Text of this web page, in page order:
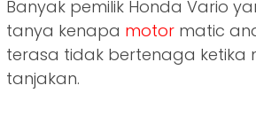
Banyak pemilik Honda Vario
tanya kenapa motor matic
terasa tidak bertenaga ketika
tanjakan.